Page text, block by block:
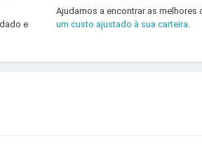
e
Ajudamos a encontrar as
um custo ajustado à sua carteira.